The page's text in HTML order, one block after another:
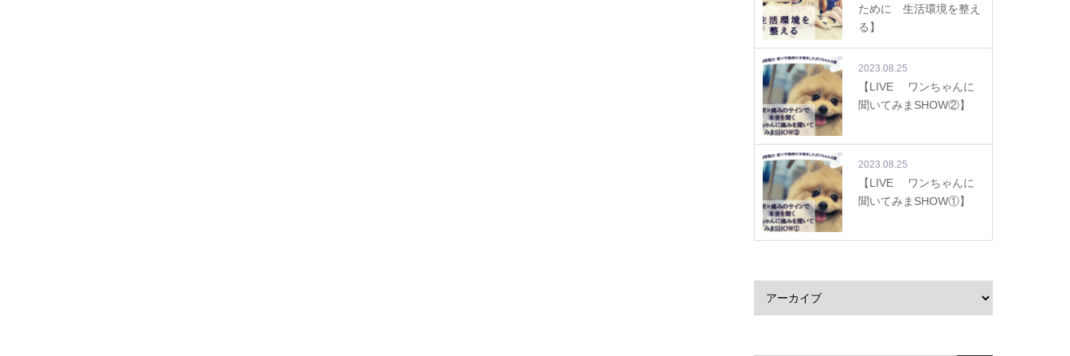
ために 生活環境を整え
る】
2023.08.25
【LIVE ワンちゃんに
聞いてみまSHOW②】
2023.08.25
【LIVE ワンちゃんに
聞いてみまSHOW①】